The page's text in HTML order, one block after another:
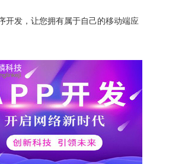
开发，让您拥有属于自己的移动端应